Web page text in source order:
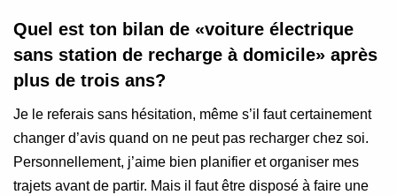
Quel est ton bilan de «voiture électrique
sans station de recharge à domicile» après
plus de trois ans?
Je le referais sans hésitation, même s’il faut certainement
changer d’avis quand on ne peut pas recharger chez soi.
Personnellement, j’aime bien planifier et organiser mes
trajets avant de partir. Mais il faut être disposé à faire une